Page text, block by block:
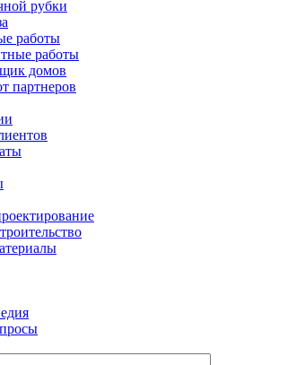
рубки
работы
работы
домов
партнеров